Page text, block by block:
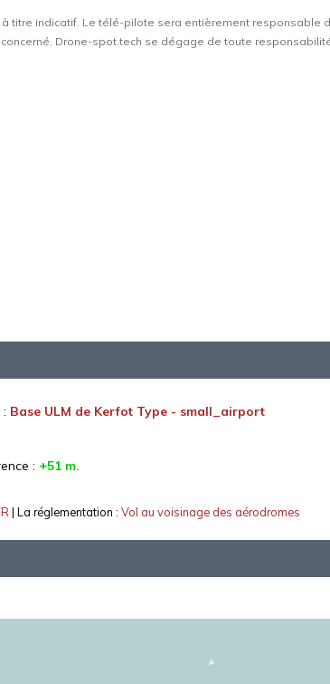
titre indicatif. Le télé-pilote sera entièrement responsable
Drone-spot.tech se dégage de toute
Base ULM de Kerfot Type - small_airport
: +51 m.
| La réglementation : Vol au voisinage des aérodromes